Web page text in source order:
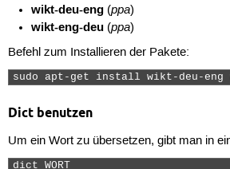
wikt-deu-eng (ppa)
wikt-eng-deu (ppa)
Befehl zum Installieren der Pakete:
sudo apt-get install wikt-deu-eng
Dict benutzen
Um ein Wort zu übersetzen, gibt man in
dict WORT